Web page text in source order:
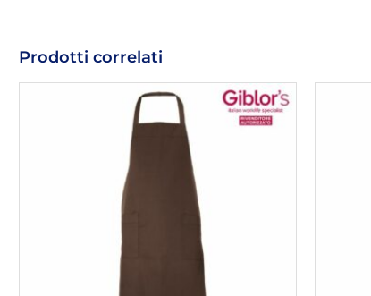
Prodotti correlati